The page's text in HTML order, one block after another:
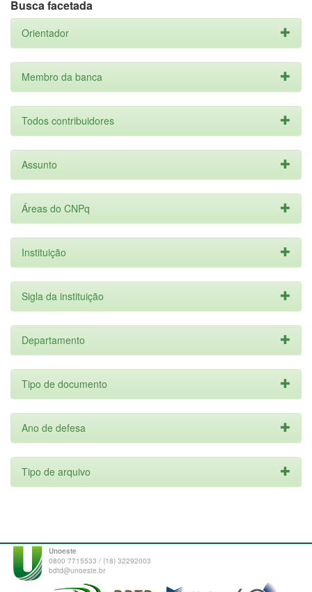
Busca facetada
Orientador
Membro da banca
Todos contribuidores
Assunto
Áreas do CNPq
Instituição
Sigla da instituição
Departamento
Tipo de documento
Ano de defesa
Tipo de arquivo
Unoeste
0800 7715533 / (18) 32292003
bdtd@unoeste.br